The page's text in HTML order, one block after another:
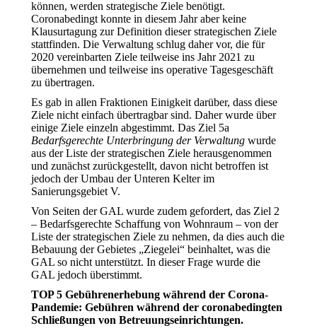
können, werden strategische Ziele benötigt.
Coronabedingt konnte in diesem Jahr aber keine
Klausurtagung zur Definition dieser strategischen Ziele
stattfinden. Die Verwaltung schlug daher vor, die für
2020 vereinbarten Ziele teilweise ins Jahr 2021 zu
übernehmen und teilweise ins operative Tagesgeschäft
zu übertragen.
Es gab in allen Fraktionen Einigkeit darüber, dass diese
Ziele nicht einfach übertragbar sind. Daher wurde über
einige Ziele einzeln abgestimmt. Das Ziel 5a
Bedarfsgerechte Unterbringung der Verwaltung wurde
aus der Liste der strategischen Ziele herausgenommen
und zunächst zurückgestellt, davon nicht betroffen ist
jedoch der Umbau der Unteren Kelter im
Sanierungsgebiet V.
Von Seiten der GAL wurde zudem gefordert, das Ziel 2
– Bedarfsgerechte Schaffung von Wohnraum – von der
Liste der strategischen Ziele zu nehmen, da dies auch die
Bebauung der Gebietes „Ziegelei“ beinhaltet, was die
GAL so nicht unterstützt. In dieser Frage wurde die
GAL jedoch überstimmt.
TOP 5 Gebührenerhebung während der Corona-
Pandemie: Gebühren während der coronabedingten
Schließungen von Betreuungseinrichtungen.